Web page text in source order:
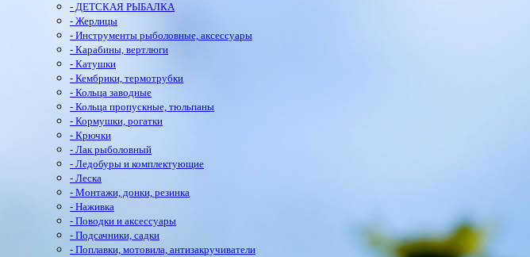
- ДЕТСКАЯ РЫБАЛКА
- Жерлицы
- Инструменты рыболовные, аксессуары
- Карабины, вертлюги
- Катушки
- Кембрики, термотрубки
- Кольца заводные
- Кольца пропускные, тюльпаны
- Кормушки, рогатки
- Крючки
- Лак рыболовный
- Ледобуры и комплектующие
- Леска
- Монтажи, донки, резинка
- Наживка
- Поводки и аксессуары
- Подсачники, садки
- Поплавки, мотовила, антизакручиватели